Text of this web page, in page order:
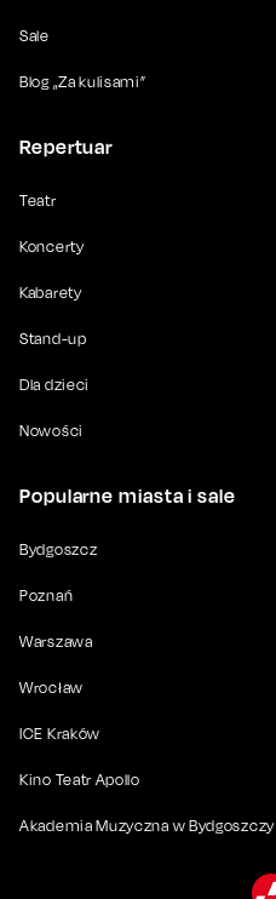
Sale
Blog „Za kulisami”
Repertuar
Teatr
Koncerty
Kabarety
Stand-up
Dla dzieci
Nowości
Popularne miasta i sale
Bydgoszcz
Poznań
Warszawa
Wrocław
ICE Kraków
Kino Teatr Apollo
Akademia Muzyczna w Bydgoszczy